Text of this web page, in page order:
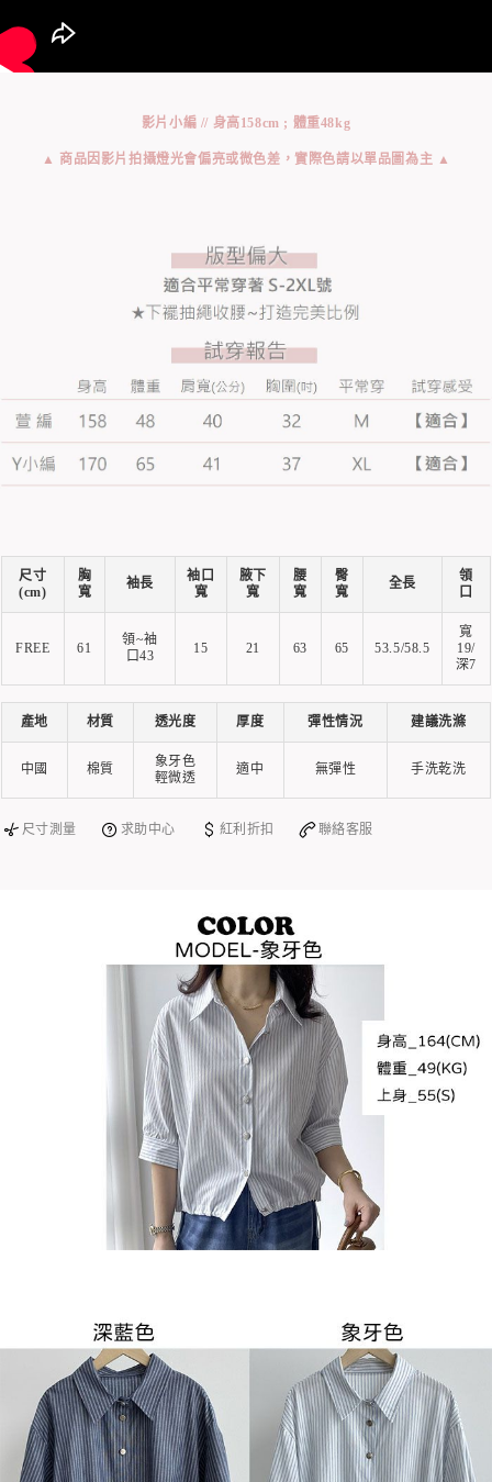
影片小編 // 身高158cm ; 體重48kg
▲ 商品因影片拍攝燈光會偏亮或微色差，實際色請以單品圖為主 ▲
尺寸
(cm)
胸
寬
袖長
袖口
寬
腋下
寬
腰
寬
臀
寬
全長
領
口
FREE 61
領~袖
口43
15 21 63 65 53.5/58.5
寬
19/
深7
產地 材質 透光度 厚度 彈性情況 建議洗滌
中國 棉質
象牙色
輕微透
適中 無彈性 手洗乾洗
尺寸測量 求助中心 紅利折扣 聯絡客服